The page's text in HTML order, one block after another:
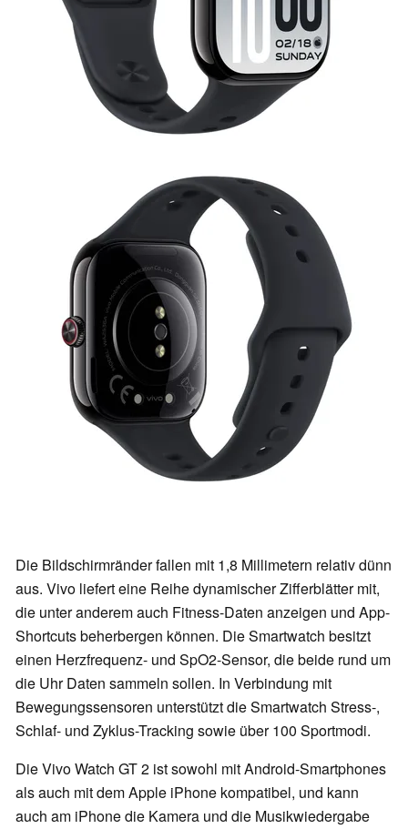
Die Bildschirmränder fallen mit 1,8 Millimetern relativ dünn
aus. Vivo liefert eine Reihe dynamischer Zifferblätter mit,
die unter anderem auch Fitness-Daten anzeigen und App-
Shortcuts beherbergen können. Die Smartwatch besitzt
einen Herzfrequenz- und SpO2-Sensor, die beide rund um
die Uhr Daten sammeln sollen. In Verbindung mit
Bewegungssensoren unterstützt die Smartwatch Stress-,
Schlaf- und Zyklus-Tracking sowie über 100 Sportmodi.
Die Vivo Watch GT 2 ist sowohl mit Android-Smartphones
als auch mit dem Apple iPhone kompatibel, und kann
auch am iPhone die Kamera und die Musikwiedergabe